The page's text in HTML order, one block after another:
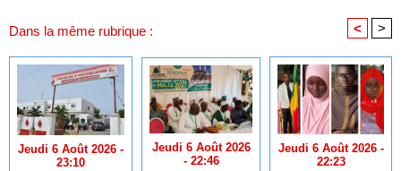
Dans la même rubrique : < >
Jeudi 6 Août 2026 -
23:10
Jeudi 6 Août 2026
- 22:46
Jeudi 6 Août 2026 -
22:23